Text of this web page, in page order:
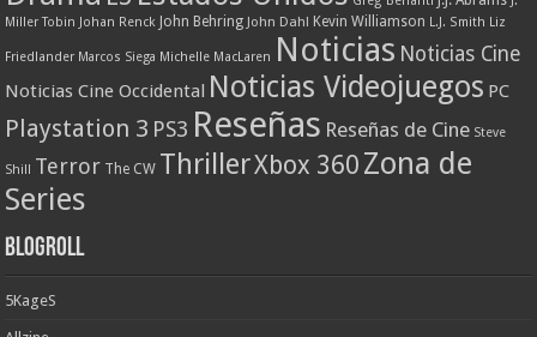
Miller Tobin Johan Renck John Behring John Dahl Kevin Williamson L.J. Smith Liz
Friedlander Marcos Siega Michelle MacLaren Noticias Noticias Cine
Noticias Cine Occidental Noticias Videojuegos PC
Playstation 3 PS3 Reseñas Reseñas de Cine Steve
Shill Terror The CW ThrillerXbox 360 Zona de
Series
Blogroll
5KageS